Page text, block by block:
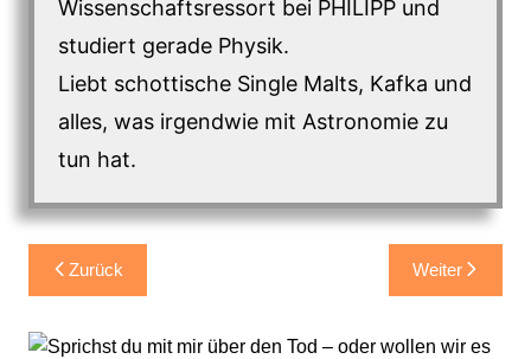
Wissenschaftsressort bei PHILIPP und
studiert gerade Physik.
Liebt schottische Single Malts, Kafka und
alles, was irgendwie mit Astronomie zu
tun hat.
Beitragsnavigation
Zurück Weiter